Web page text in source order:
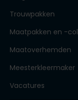
Trouwpakken
Maatpakken en -
Maatoverhemden
Meesterkleermaker
Vacatures